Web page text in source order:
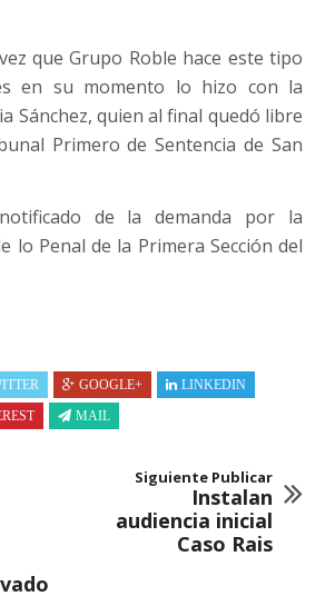
que Grupo Roble hace este tipo
en su momento lo hizo con la
Sánchez, quien al final quedó libre
Primero de Sentencia de San
de la demanda por la
lo Penal de la Primera Sección del
GOOGLE+
LINKEDIN
MAIL
Siguiente Publicar
Instalan
audiencia inicial
Caso Rais